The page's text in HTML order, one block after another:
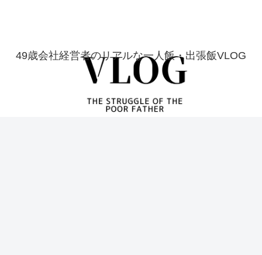
49歳会社経営者のリアルな一人飯・出張飯VLOG